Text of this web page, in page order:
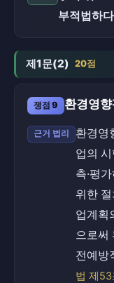
부적법하
제1문(2) 20점
쟁점 9 환경영
근거 법리
환경영
업의
측·평
위한
업계획
으로써
전예방
법 제53